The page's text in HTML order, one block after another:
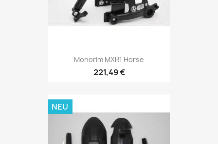
Monorim MXR1 Horse
221,49 €
NEU